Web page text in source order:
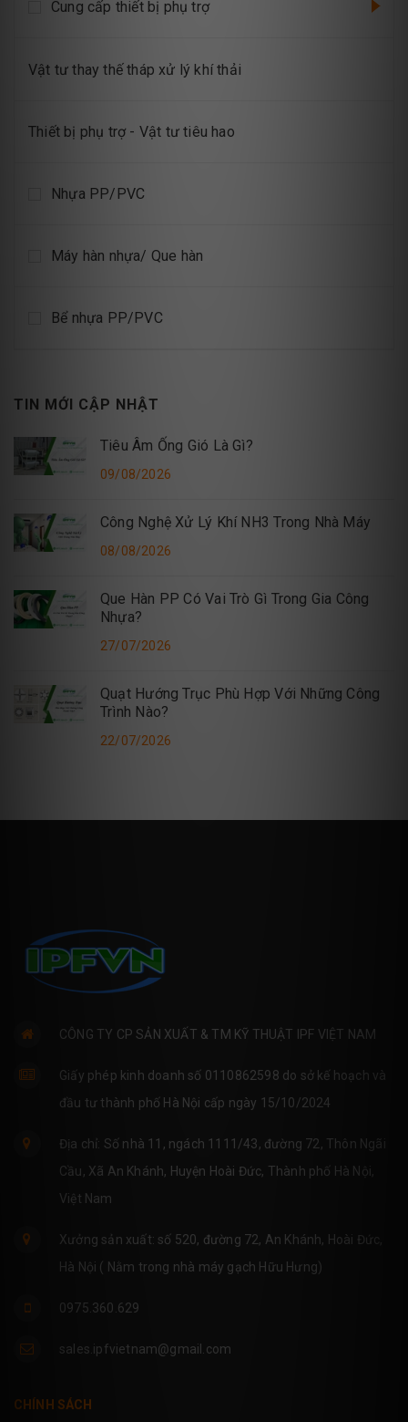
Cung cấp thiết bị phụ trợ
Vật tư thay thế tháp xử lý khí thải
Thiết bị phụ trợ - Vật tư tiêu hao
Nhựa PP/PVC
Máy hàn nhựa/ Que hàn
Bể nhựa PP/PVC
TIN MỚI CẬP NHẬT
Tiêu Âm Ống Gió Là Gì?
09/08/2026
Công Nghệ Xử Lý Khí NH3 Trong Nhà Máy
08/08/2026
Que Hàn PP Có Vai Trò Gì Trong Gia Công
Nhựa?
27/07/2026
Quạt Hướng Trục Phù Hợp Với Những Công
Trình Nào?
22/07/2026
CÔNG TY CP SẢN XUẤT & TM KỸ THUẬT IPF VIỆT NAM
Giấy phép kinh doanh số 0110862598 do sở kế hoạch và
đầu tư thành phố Hà Nội cấp ngày 15/10/2024
Địa chỉ: Số nhà 11, ngách 1111/43, đường 72, Thôn Ngãi
Cầu, Xã An Khánh, Huyện Hoài Đức, Thành phố Hà Nội,
Việt Nam
Xưởng sản xuất: số 520, đường 72, An Khánh, Hoài Đức,
Hà Nội ( Nằm trong nhà máy gạch Hữu Hưng)
0975.360.629
sales.ipfvietnam@gmail.com
CHÍNH SÁCH